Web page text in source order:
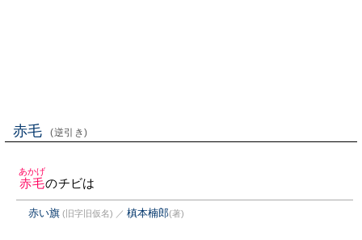
赤毛 (逆引き)
赤毛
あかげ
のチビは
赤い旗 (旧字旧仮名) ／ 槙本楠郎(著)